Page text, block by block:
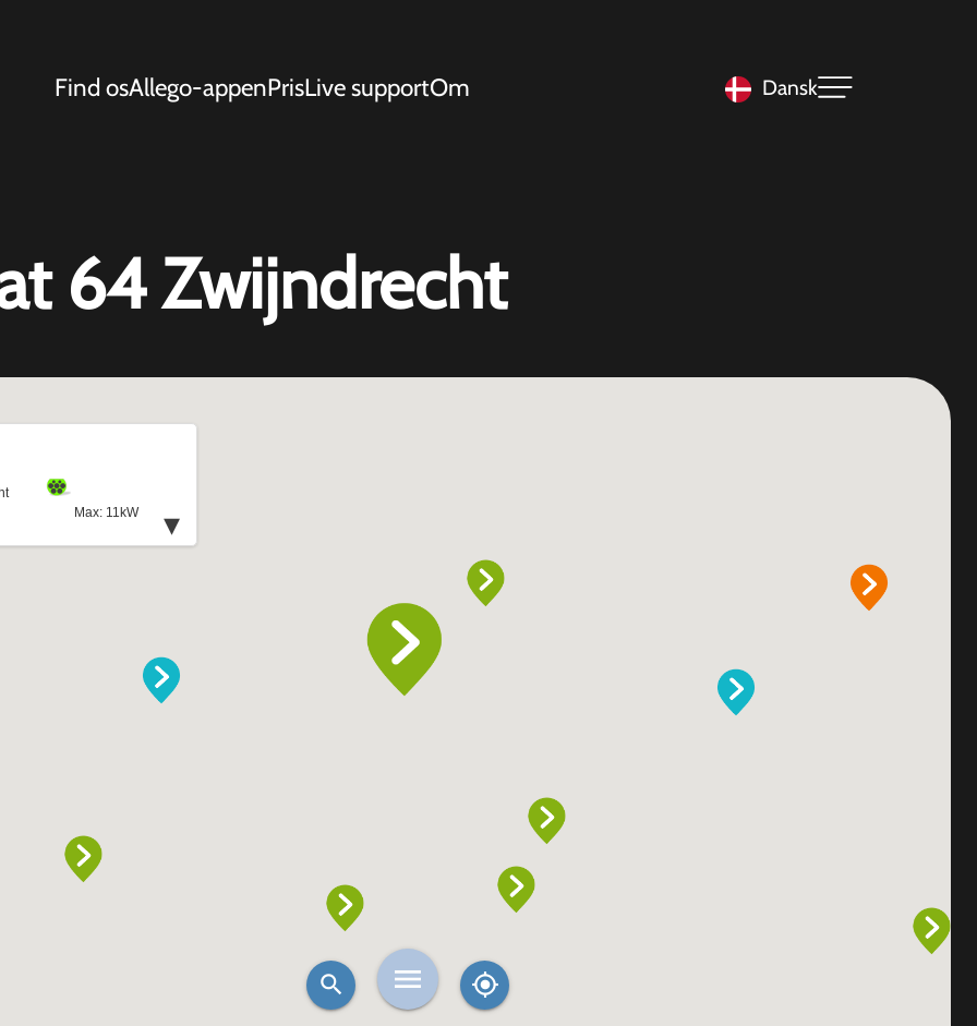
Find osAllego-appenPrisLive supportOm Dansk
64 Zwijndrecht